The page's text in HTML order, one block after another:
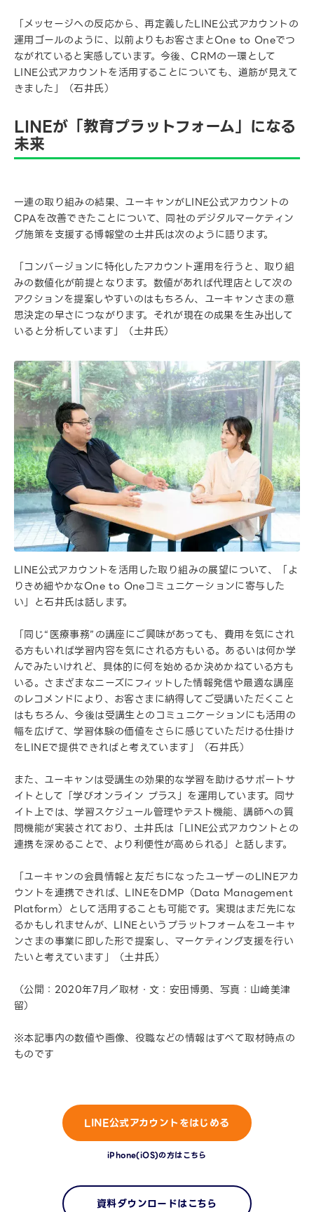
「メッセージへの反応から、再定義したLINE公式アカウントの
運用ゴールのように、以前よりもお客さまとOne to Oneでつ
ながれていると実感しています。今後、CRMの一環として
LINE公式アカウントを活用することについても、道筋が見えて
きました」（石井氏）
LINEが「教育プラットフォーム」になる
未来
一連の取り組みの結果、ユーキャンがLINE公式アカウントの
CPAを改善できたことについて、同社のデジタルマーケティン
グ施策を支援する博報堂の土井氏は次のように語ります。
「コンバージョンに特化したアカウント運用を行うと、取り組
みの数値化が前提となります。数値があれば代理店として次の
アクションを提案しやすいのはもちろん、ユーキャンさまの意
思決定の早さにつながります。それが現在の成果を生み出して
いると分析しています」（土井氏）
LINE公式アカウントを活用した取り組みの展望について、「よ
りきめ細やかなOne to Oneコミュニケーションに寄与した
い」と石井氏は話します。
「同じ“医療事務”の講座にご興味があっても、費用を気にされ
る方もいれば学習内容を気にされる方もいる。あるいは何か学
んでみたいけれど、具体的に何を始めるか決めかねている方も
いる。さまざまなニーズにフィットした情報発信や最適な講座
のレコメンドにより、お客さまに納得してご受講いただくこと
はもちろん、今後は受講生とのコミュニケーションにも活用の
幅を広げて、学習体験の価値をさらに感じていただける仕掛け
をLINEで提供できればと考えています」（石井氏）
また、ユーキャンは受講生の効果的な学習を助けるサポートサ
イトとして「学びオンライン プラス」を運用しています。同サ
イト上では、学習スケジュール管理やテスト機能、講師への質
問機能が実装されており、土井氏は「LINE公式アカウントとの
連携を深めることで、より利便性が高められる」と話します。
「ユーキャンの会員情報と友だちになったユーザーのLINEアカ
ウントを連携できれば、LINEをDMP（Data Management
Platform）として活用することも可能です。実現はまだ先にな
るかもしれませんが、LINEというプラットフォームをユーキャ
ンさまの事業に即した形で提案し、マーケティング支援を行い
たいと考えています」（土井氏）
（公開：2020年7月／取材・文：安田博勇、写真：山﨑美津
留）
※本記事内の数値や画像、役職などの情報はすべて取材時点の
ものです
LINE公式アカウントをはじめる
iPhone(iOS)の方はこちら
資料ダウンロードはこちら